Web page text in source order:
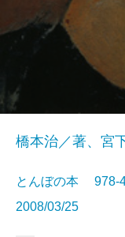
橋本治／著、宮
とんぼの本
2008/03/25